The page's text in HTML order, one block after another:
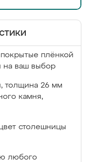
плёнкой
на ваш выбор
толщина 26 мм
камня,
столешницы
любого